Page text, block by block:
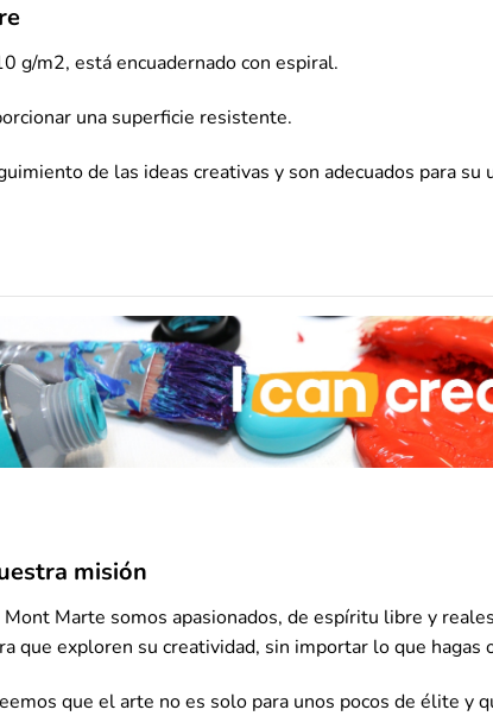
g/m2, está encuadernado con espiral.
una superficie resistente.
de las ideas creativas y son adecuados para su
misión
Mont Marte somos apasionados, de espíritu libre y
que exploren su creatividad, sin importar lo que hagas
que el arte no es solo para unos pocos de élite y